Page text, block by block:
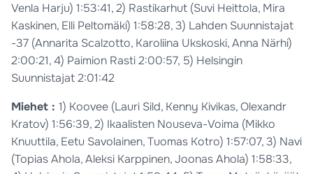
Venla Harju) 1:53:41, 2) Rastikarhut (Suvi Heittola, Mira
Kaskinen, Elli Peltomäki) 1:58:28, 3) Lahden Suunnistajat
-37 (Annarita Scalzotto, Karoliina Ukskoski, Anna Närhi)
2:00:21, 4) Paimion Rasti 2:00:57, 5) Helsingin
Suunnistajat 2:01:42
Miehet : 1) Koovee (Lauri Sild, Kenny Kivikas, Olexandr
Kratov) 1:56:39, 2) Ikaalisten Nouseva-Voima (Mikko
Knuuttila, Eetu Savolainen, Tuomas Kotro) 1:57:07, 3) Navi
(Topias Ahola, Aleksi Karppinen, Joonas Ahola) 1:58:33,